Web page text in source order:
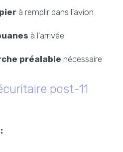
à remplir dans l'avion
à l'arrivée
préalable nécessaire
post-11